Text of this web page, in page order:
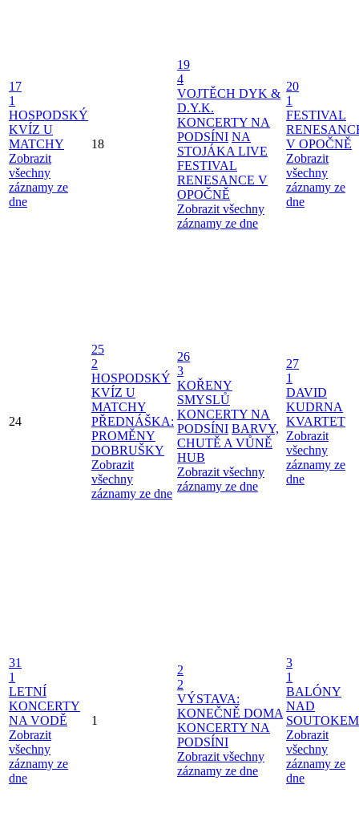
17
1
HOSPODSKÝ
KVÍZ U
MATCHY
Zobrazit
všechny
záznamy ze
dne
18
19
4
VOJTĚCH DYK &
D.Y.K.
KONCERTY NA
PODSÍNI NA
STOJÁKA LIVE
FESTIVAL
RENESANCE V
OPOČNĚ
Zobrazit všechny
záznamy ze dne
20
1
FESTIVAL
V OPOČNĚ
Zobrazit
všechny
záznamy ze
dne
24
25
2
HOSPODSKÝ
KVÍZ U
MATCHY
PŘEDNÁŠKA:
PROMĚNY
DOBRUŠKY
Zobrazit
všechny
záznamy ze dne
26
3
KOŘENY
SMYSLŮ
KONCERTY NA
PODSÍNI BARVY,
CHUTĚ A VŮNĚ
HUB
Zobrazit všechny
záznamy ze dne
27
1
DAVID
KUDRNA
KVARTET
Zobrazit
všechny
záznamy ze
dne
31
1
LETNÍ
KONCERTY
NA VODĚ
Zobrazit
všechny
záznamy ze
dne
1
2
2
VÝSTAVA:
KONEČNĚ DOMA
KONCERTY NA
PODSÍNI
Zobrazit všechny
záznamy ze dne
3
1
BALÓNY
NAD
SOUTOKEM
Zobrazit
všechny
záznamy ze
dne